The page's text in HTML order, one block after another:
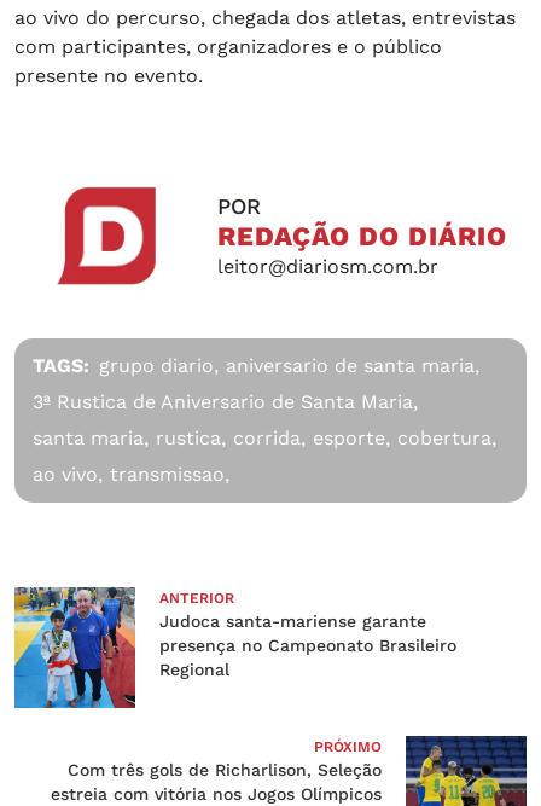
ao vivo do percurso, chegada dos atletas, entrevistas
com participantes, organizadores e o público
presente no evento.
POR
REDAÇÃO DO DIÁRIO
leitor@diariosm.com.br
TAGS: grupo diario, aniversario de santa maria,
3ª Rustica de Aniversario de Santa Maria,
santa maria, rustica, corrida, esporte, cobertura,
ao vivo, transmissao,
ANTERIOR
Judoca santa-mariense garante
presença no Campeonato Brasileiro
Regional
PRÓXIMO
Com três gols de Richarlison, Seleção
estreia com vitória nos Jogos Olímpicos